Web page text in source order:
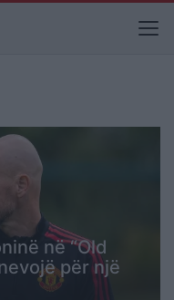
në “Old
për një